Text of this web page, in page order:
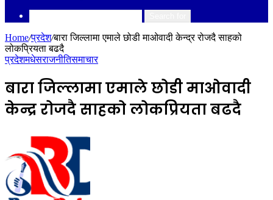
Home/प्रदेश/बारा जिल्लामा एमाले छोडी माओवादी केन्द्र रोजदै साहको
लोकप्रियता बढदै
प्रदेशमधेसराजनीतिसमाचार
बारा जिल्लामा एमाले छोडी माओवादी
केन्द्र रोजदै साहको लोकप्रियता बढदै